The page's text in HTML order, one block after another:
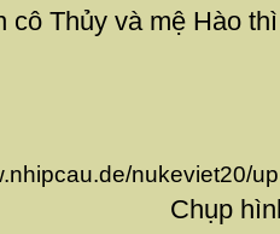
cô Thủy và mệ Hào
hình lưu